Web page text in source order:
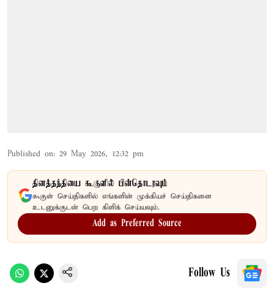
Published on: 29 May 2026, 12:32 pm
தினத்தந்தியை கூகுளில் பின்தொடரவும்
கூகுள் செய்திகளில் எங்களின் முக்கியச் செய்திகளை
உடனுக்குடன் பெற கிளிக் செய்யவும்.
Add as Preferred Source
Follow Us